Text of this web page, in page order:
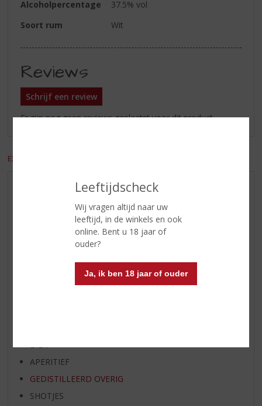
Leeftijdscheck
Wij vragen altijd naar uw
leeftijd, in de winkels en ook
online. Bent u 18 jaar of
ouder?
Ja, ik ben 18 jaar of ouder
Alcoholpercentage
37.5% vol
Soort rum
Wit
Reviews
Schrijf een review
Er zijn nog geen reviews geplaatst voor dit product
EXCL. BTW
AANBIEDINGEN
WIJN VAN DE MAAND
WHISKY VAN DE MAAND
RUM VAN DE MAAND
SPIRIT VAN DE MAAND
APERITIEF
GEDISTILLEERD OVERIG
SHOTJES